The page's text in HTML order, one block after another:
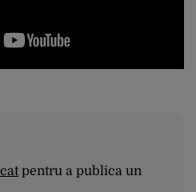
pentru a publica un